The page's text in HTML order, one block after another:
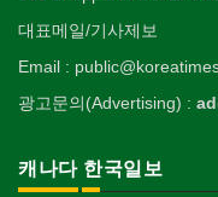
대표메일/기사제보
Email :
광고문의(Advertising) :
캐나다 한국일보